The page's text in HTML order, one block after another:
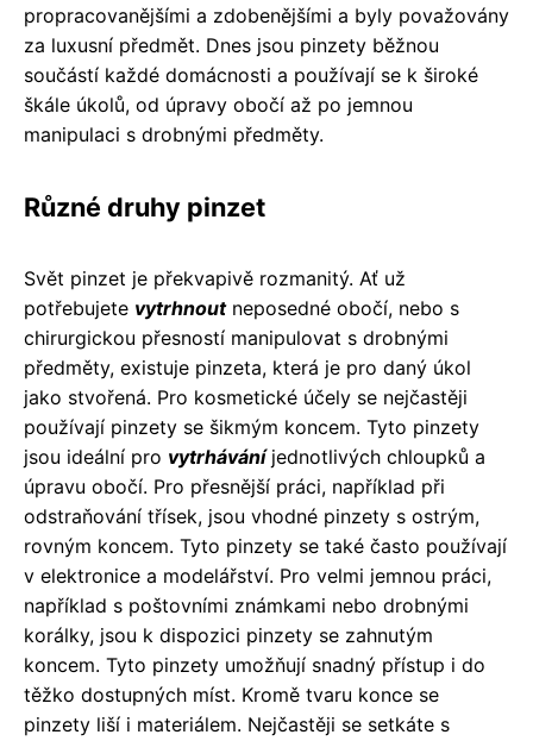
propracovanějšími a zdobenějšími a byly považovány
za luxusní předmět. Dnes jsou pinzety běžnou
součástí každé domácnosti a používají se k široké
škále úkolů, od úpravy obočí až po jemnou
manipulaci s drobnými předměty.
Různé druhy pinzet
Svět pinzet je překvapivě rozmanitý. Ať už
potřebujete vytrhnoutneposedné obočí, nebo s
chirurgickou přesností manipulovat s drobnými
předměty, existuje pinzeta, která je pro daný úkol
jako stvořená. Pro kosmetické účely se nejčastěji
používají pinzety se šikmým koncem. Tyto pinzety
jsou ideální pro vytrháváníjednotlivých chloupků a
úpravu obočí. Pro přesnější práci, například při
odstraňování třísek, jsou vhodné pinzety s ostrým,
rovným koncem. Tyto pinzety se také často používají
v elektronice a modelářství. Pro velmi jemnou práci,
například s poštovními známkami nebo drobnými
korálky, jsou k dispozici pinzety se zahnutým
koncem. Tyto pinzety umožňují snadný přístup i do
těžko dostupných míst. Kromě tvaru konce se
pinzety liší i materiálem. Nejčastěji se setkáte s